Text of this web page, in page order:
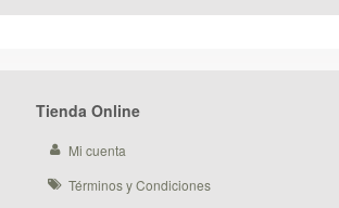
Tienda Online
Mi cuenta
Términos y Condiciones